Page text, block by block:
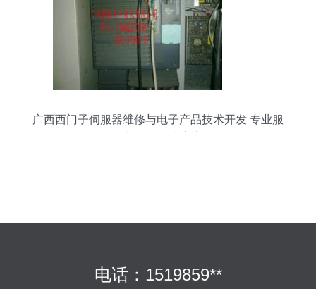
广西西门子伺服器维修与电子产品技术开发 专业服
电话：1519859**